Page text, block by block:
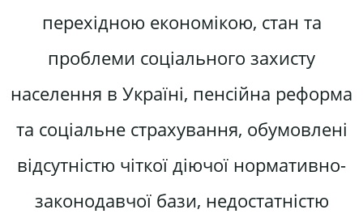
перехідною економікою, стан та
проблеми соціального захисту
населення в Україні, пенсійна реформа
та соціальне страхування, обумовлені
відсутністю чіткої діючої нормативно-
законодавчої бази, недостатністю